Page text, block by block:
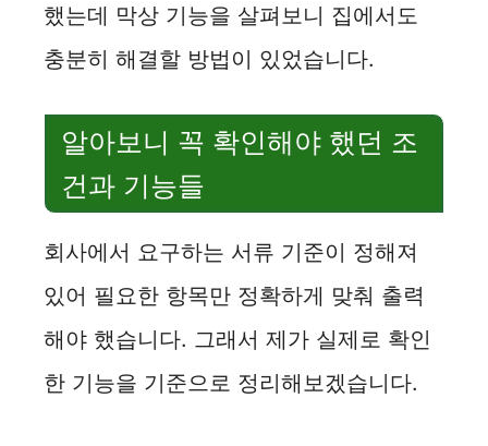
했는데 막상 기능을 살펴보니 집에서도
충분히 해결할 방법이 있었습니다.
알아보니 꼭 확인해야 했던 조
건과 기능들
회사에서 요구하는 서류 기준이 정해져
있어 필요한 항목만 정확하게 맞춰 출력
해야 했습니다. 그래서 제가 실제로 확인
한 기능을 기준으로 정리해보겠습니다.